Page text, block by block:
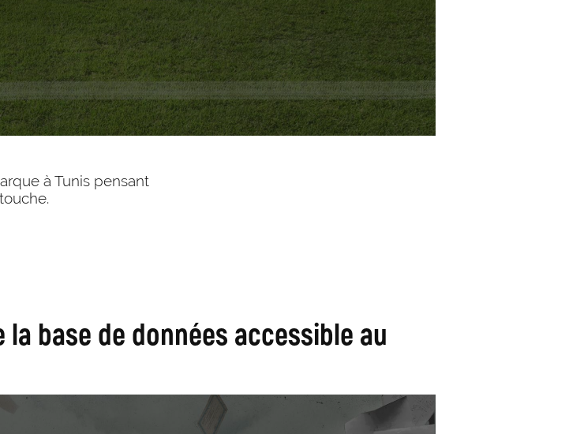
à Tunis pensant
base de données accessible au